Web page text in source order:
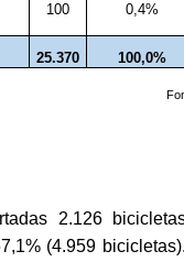
100 0,4%
25.370 100,0%
2.126
(4.959